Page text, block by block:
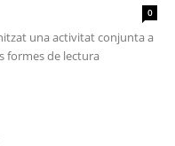
0
una activitat conjunta a
formes de lectura